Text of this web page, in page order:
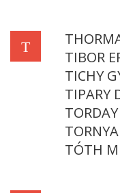
T
TIBOR
TICHY
TIPARY
TÓTH